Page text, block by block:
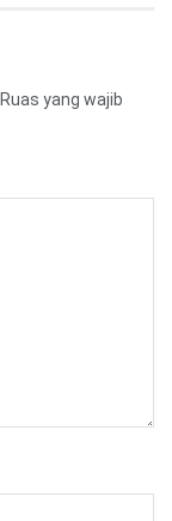
Ruas yang wajib